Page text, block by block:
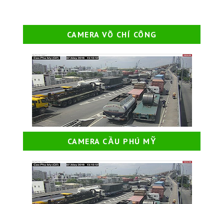
CAMERA VÕ CHÍ CÔNG
CAMERA CẦU PHÚ MỸ